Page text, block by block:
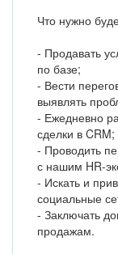
Что нужно
- Продавать
по базе;
- Вести
выявлять
- Ежедневно
сделки в CRM;
- Проводить
с нашим HR-
- Искать и
социальные
- Заключать
продажам.